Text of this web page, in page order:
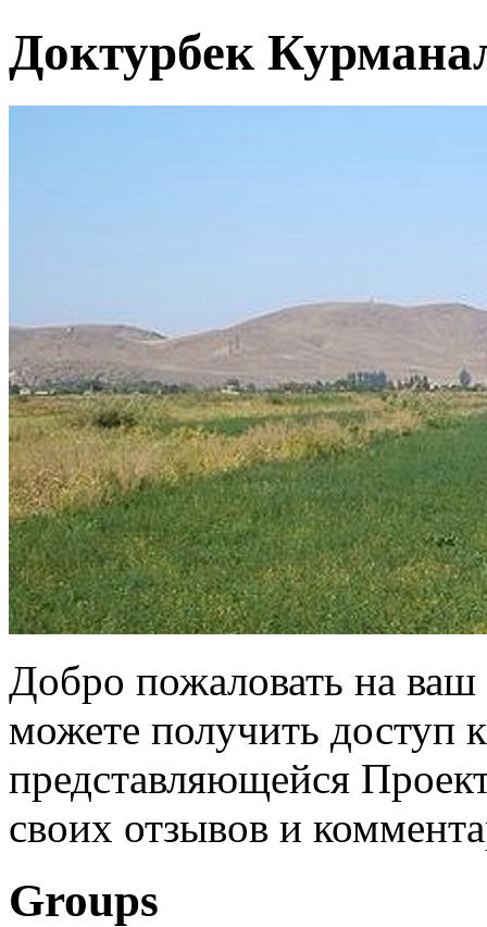
Доктурбек
Добро пожаловать на
можете получить доступ
представляющейся
своих отзывов и
Groups